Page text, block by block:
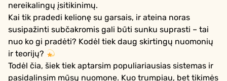
nereikalingų įsitikinimų.
Kai tik pradedi kelionę su garsais, ir ateina noras
susipažinti subčakromis gali būti sunku suprasti – tai
nuo ko gi pradėti? Kodėl tiek daug skirtingų nuomonių
ir teorijų?
Todėl čia, šiek tiek aptarsim populiariausias sistemas ir
pasidalinsim mūsų nuomone. Kuo trumpiau, bet tikimės